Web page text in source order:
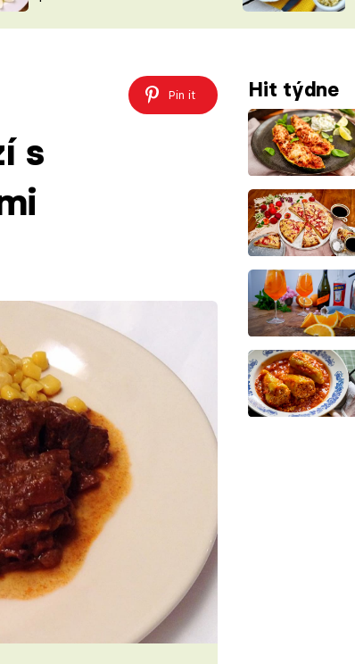
ŠÉFREDAKTORKY
ČASOPIS
Pin it Hit týdne
s